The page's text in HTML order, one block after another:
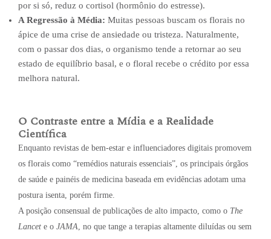
por si só, reduz o cortisol (hormônio do estresse).
A Regressão à Média: Muitas pessoas buscam os florais no
ápice de uma crise de ansiedade ou tristeza. Naturalmente,
com o passar dos dias, o organismo tende a retornar ao seu
estado de equilíbrio basal, e o floral recebe o crédito por essa
melhora natural.
O Contraste entre a Mídia e a Realidade
Científica
Enquanto revistas de bem-estar e influenciadores digitais promovem
os florais como “remédios naturais essenciais”, os principais órgãos
de saúde e painéis de medicina baseada em evidências adotam uma
postura isenta, porém firme.
A posição consensual de publicações de alto impacto, como o The
Lancet e o JAMA , no que tange a terapias altamente diluídas ou sem